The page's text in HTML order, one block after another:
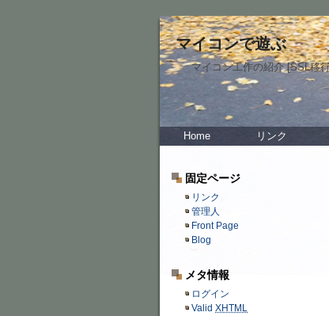
マイコンで遊ぶ
マイコン工作の紹介 [SSL移
Home リンク
固定ページ
リンク
管理人
Front Page
Blog
メタ情報
ログイン
Valid XHTML